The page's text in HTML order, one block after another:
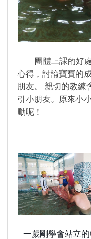
團體上課的好處
心得，討論寶寶的
朋友。 親切的教練
引小朋友。原來小
動呢！
一歲剛學會站立